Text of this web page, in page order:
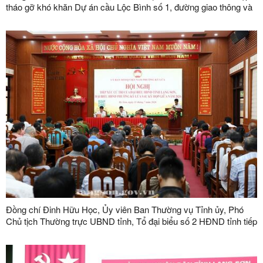
tháo gỡ khó khăn Dự án cầu Lộc Bình số 1, đường giao thông và
Đồng chí Đinh Hữu Học, Ủy viên Ban Thường vụ Tỉnh ủy, Phó
Chủ tịch Thường trực UBND tỉnh, Tổ đại biểu số 2 HĐND tỉnh tiếp